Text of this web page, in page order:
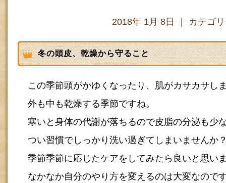
2018年 1月 8日 ｜ カテゴ
冬の頭皮、乾燥から守ること
この季節頭がかゆくなったり、肌がカサカサし
外も中も乾燥する季節ですね。
寒いと身体の代謝が落ちるので皮脂の分泌も少
つい習慣でしっかり洗い過ぎてしまいませんか
季節季節に応じたケアをしてみたら良いと思い
なかなか自分のやり方を変えるのは大変なので